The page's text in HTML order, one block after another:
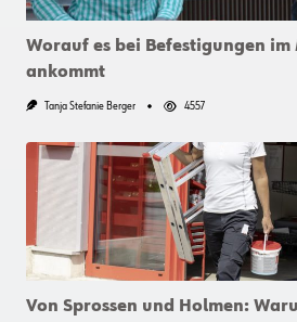
Worauf es bei Befestigungen im
ankommt
Tanja Stefanie Berger 4557
Von Sprossen und Holmen: